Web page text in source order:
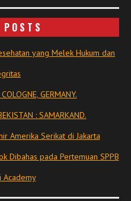
yang Melek Hukum dan
GERMANY.
: SAMARKAND.
Amerika Serikat di Jakarta
Dibahas pada Pertemuan SPPB